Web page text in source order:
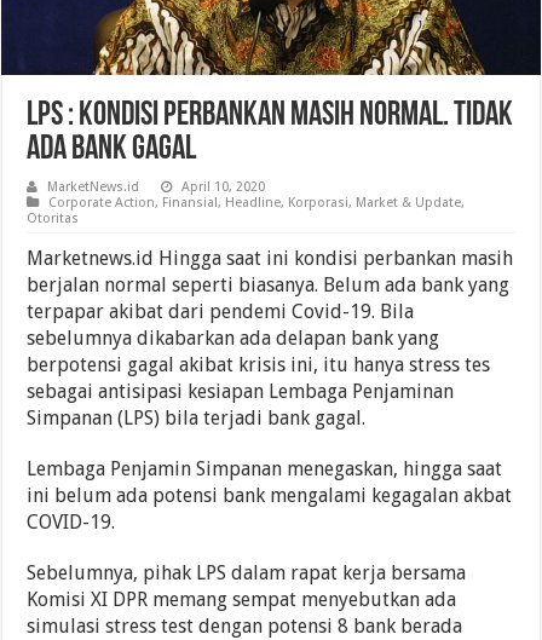
LPS : Kondisi Perbankan Masih Normal. Tidak
Ada Bank Gagal
MarketNews.id
April 10, 2020
Corporate Action, Finansial, Headline, Korporasi, Market & Update,
Otoritas
Marketnews.id Hingga saat ini kondisi perbankan masih
berjalan normal seperti biasanya. Belum ada bank yang
terpapar akibat dari pendemi Covid-19. Bila
sebelumnya dikabarkan ada delapan bank yang
berpotensi gagal akibat krisis ini, itu hanya stress tes
sebagai antisipasi kesiapan Lembaga Penjaminan
Simpanan (LPS) bila terjadi bank gagal.
Lembaga Penjamin Simpanan menegaskan, hingga saat
ini belum ada potensi bank mengalami kegagalan akbat
COVID-19.
Sebelumnya, pihak LPS dalam rapat kerja bersama
Komisi XI DPR memang sempat menyebutkan ada
simulasi stress test dengan potensi 8 bank berada